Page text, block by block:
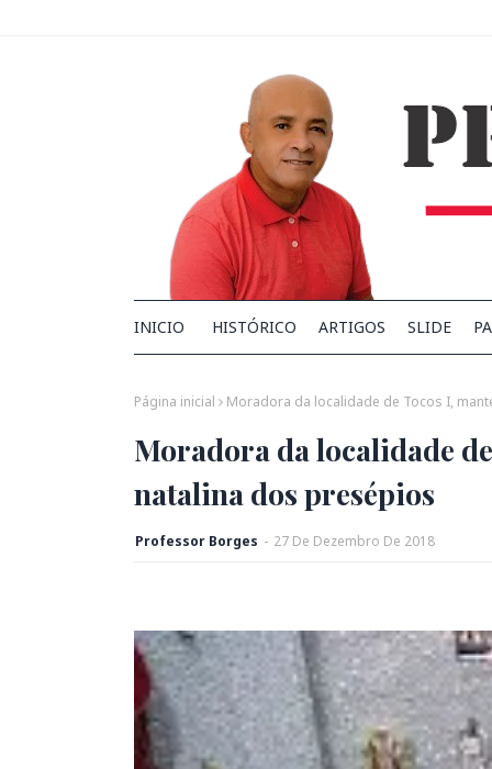
INICIO HISTÓRICO ARTIGOS SLIDE
Página inicial Moradora da localidade de Tocos I,
Moradora da localidade
natalina dos presépios
Professor Borges - 27 De Dezembro De 2018